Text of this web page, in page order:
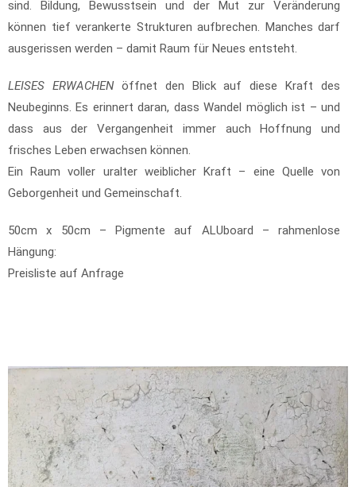
sind. Bildung, Bewusstsein und der Mut zur Veränderung
können tief verankerte Strukturen aufbrechen. Manches darf
ausgerissen werden – damit Raum für Neues entsteht.
LEISES ERWACHENöffnet den Blick auf diese Kraft des
Neubeginns. Es erinnert daran, dass Wandel möglich ist – und
dass aus der Vergangenheit immer auch Hoffnung und
frisches Leben erwachsen können.
Ein Raum voller uralter weiblicher Kraft – eine Quelle von
Geborgenheit und Gemeinschaft.
50cm x 50cm – Pigmente auf ALUboard – rahmenlose
Hängung:
Preisliste auf Anfrage